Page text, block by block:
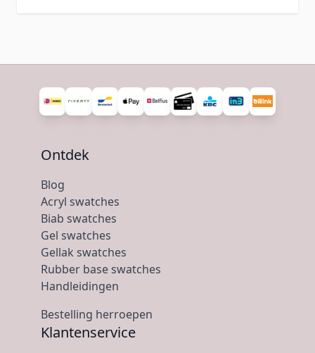
Ontdek
Blog
Acryl swatches
Biab swatches
Gel swatches
Gellak swatches
Rubber base swatches
Handleidingen
Bestelling herroepen
Klantenservice